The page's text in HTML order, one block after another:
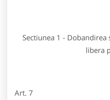
Sectiunea 1 -
libera
Art. 7